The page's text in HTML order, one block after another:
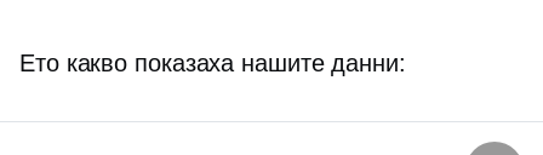
Ето какво показаха нашите данни: